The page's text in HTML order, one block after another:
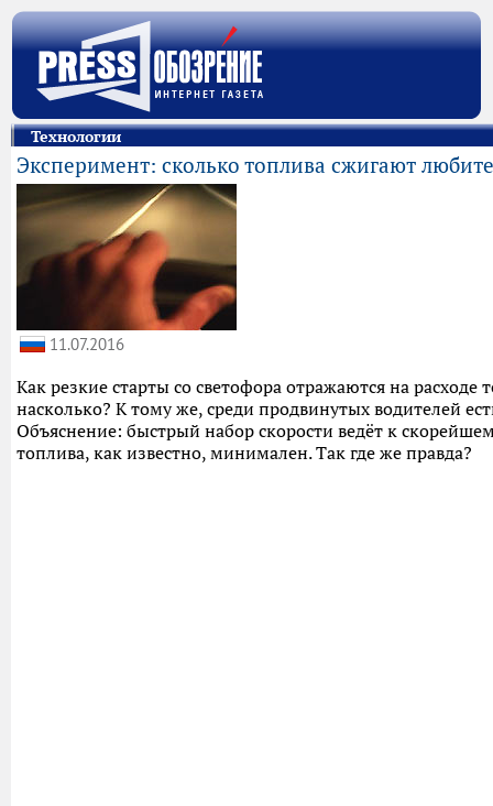
Технологии
Эксперимент: сколько топлива сжигают
11.07.2016
Как резкие старты со светофора отражаются на
насколько? К тому же, среди продвинутых водителей
Объяснение: быстрый набор скорости ведёт к
топлива, как известно, минимален. Так где же правда?